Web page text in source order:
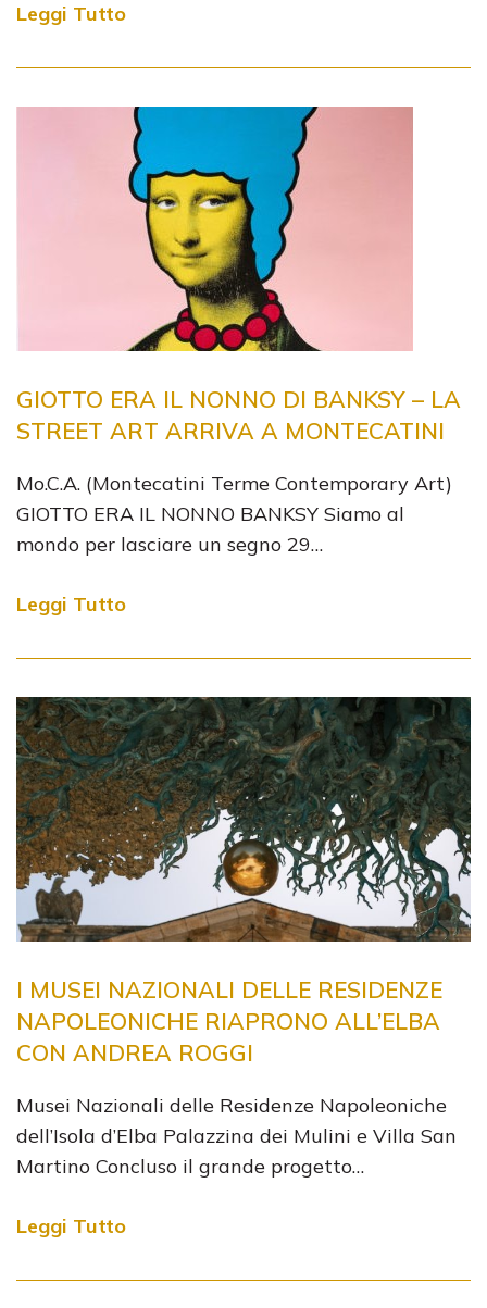
Leggi Tutto
GIOTTO ERA IL NONNO DI BANKSY – LA
STREET ART ARRIVA A MONTECATINI
Mo.C.A. (Montecatini Terme Contemporary Art)
GIOTTO ERA IL NONNO BANKSY Siamo al
mondo per lasciare un segno 29…
Leggi Tutto
I MUSEI NAZIONALI DELLE RESIDENZE
NAPOLEONICHE RIAPRONO ALL’ELBA
CON ANDREA ROGGI
Musei Nazionali delle Residenze Napoleoniche
dell’Isola d’Elba Palazzina dei Mulini e Villa San
Martino Concluso il grande progetto…
Leggi Tutto